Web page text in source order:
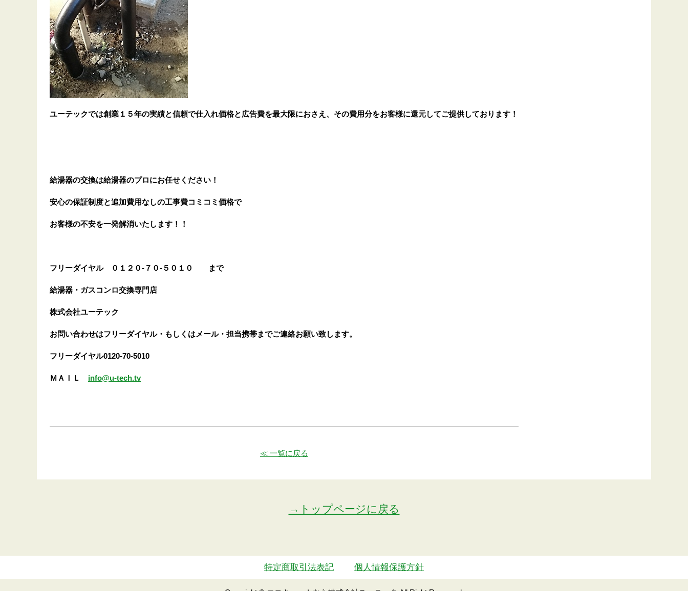
ユーテックでは創業１５年の実績と信頼で仕入れ価格と広告費を最大限におさえ、その費用分をお客様に還元してご提供しております！
給湯器の交換は給湯器のプロにお任せください！
安心の保証制度と追加費用なしの工事費コミコミ価格で
お客様の不安を一発解消いたします ！！
フリーダイヤル ０１２０-７０-５０１０ まで
給湯器・ガスコンロ交換専門店
株式会社ユーテック
お問い合わせはフリーダイヤル・もしくはメール・担当携帯までご連絡お願い致します。
フリーダイヤル0120-70-5010
ＭＡＩＬ info@u-tech.tv
≪ 一覧に戻る
→トップページに戻る
特定商取引法表記 個人情報保護方針